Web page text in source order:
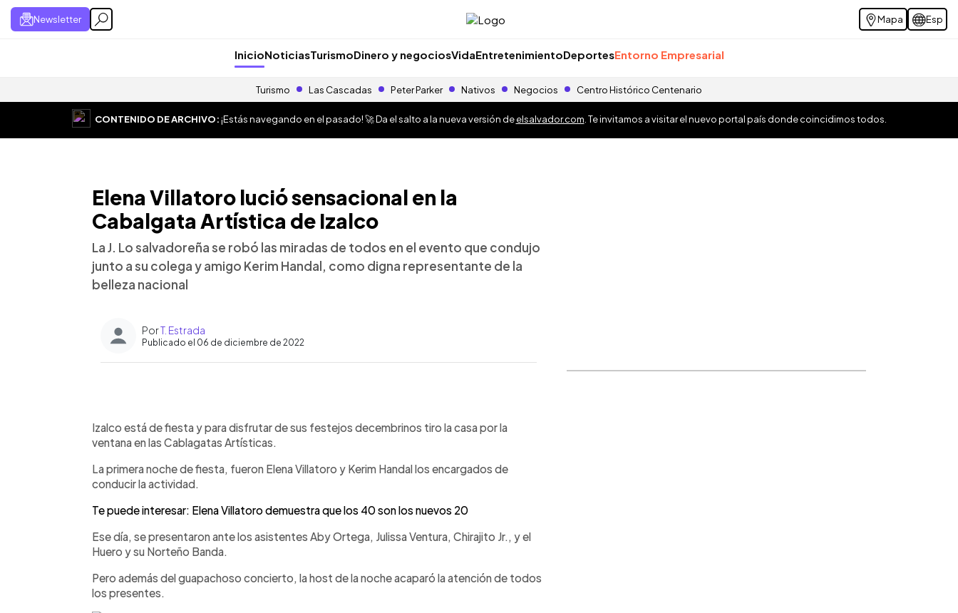
Newsletter Mapa Esp
InicioNoticiasTurismoDinero y negociosVidaEntretenimientoDeportesEntorno Empresarial
Turismo Las Cascadas Peter Parker Nativos Negocios Centro Histórico Centenario
CONTENIDO DE ARCHIVO:¡Estás navegando en el pasado! 🚀 Da el salto a la nueva versión deelsalvador.com . Te invitamos a visitar el nuevo portal país donde coincidimos todos.
Elena Villatoro lució sensacional en la
Cabalgata Artística de Izalco
La J. Lo salvadoreña se robó las miradas de todos en el evento que condujo
junto a su colega y amigo Kerim Handal, como digna representante de la
belleza nacional
PorT. Estrada
Publicado el 06 de diciembre de 2022
► Escuchar artículo
Izalco está de fiesta y para disfrutar de sus festejos decembrinos tiro la casa por la
ventana en las Cablagatas Artísticas.
La primera noche de fiesta, fueron Elena Villatoro y Kerim Handal los encargados de
conducir la actividad.
Te puede interesar: Elena Villatoro demuestra que los 40 son los nuevos 20
Ese día, se presentaron ante los asistentes Aby Ortega, Julissa Ventura, Chirajito Jr., y el
Huero y su Norteño Banda.
Pero además del guapachoso concierto, la host de la noche acaparó la atención de todos
los presentes.